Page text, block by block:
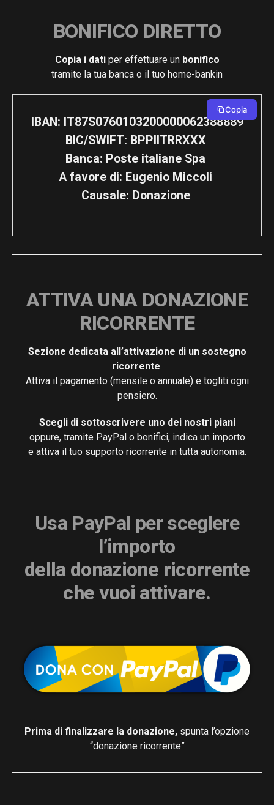
BONIFICO DIRETTO
Copia i datiper effettuare un bonifico
tramite la tua banca o il tuo home-bankin
IBAN: IT87S0760103200000062388889
BIC/SWIFT: BPPIITRRXXX
Banca: Poste italiane Spa
A favore di: Eugenio Miccoli
Causale: Donazione
Copia
ATTIVA UNA DONAZIONE
RICORRENTE
Sezione dedicata all’attivazione di un sostegno
ricorrente.
Attiva il pagamento (mensile o annuale) e togliti ogni
pensiero.
Scegli di sottoscrivere uno dei nostri piani
oppure, tramite PayPal o bonifici, indica un importo
e attiva il tuo supporto ricorrente in tutta autonomia.
Usa PayPal per sceglere
l’importo
della donazione ricorrente
che vuoi attivare.
Prima di finalizzare la donazione, spunta l’opzione
“donazione ricorrente”